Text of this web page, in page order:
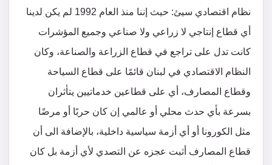
نظام اقتصادي سيئ: حيث إننا منذ العام 1992 لم يكن لدينا
أي قطاع إنتاجي لا زراعي ولا صناعي وجميع المؤشرات
كانت تدل على تراجع في قطاع الزراعة والصناعة، وكان
النظام الاقتصادي في لبنان قائمًا على قطاع السياحة
وقطاع المصارف، أي على قطاعين خدماتيين يتأثران
بسرعة بأي حدث محلي أو عالمي إن كان حربًا أو مرضًا
مثل الكورونا أو أي أزمة سياسية داخلية، بالإضافة الى أن
قطاع المصارف أثبت عجزه عن التصدي لأي أزمة بل كان